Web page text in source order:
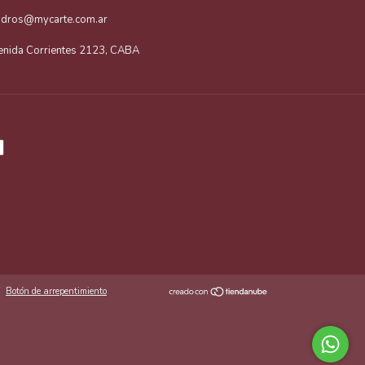
Corrientes 2123, CABA
Botón de arrepentimiento